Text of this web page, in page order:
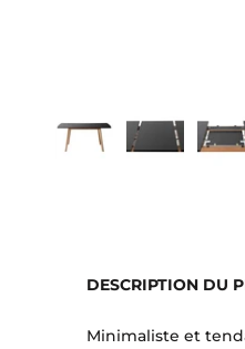
DESCRIPTION DU
Minimaliste et